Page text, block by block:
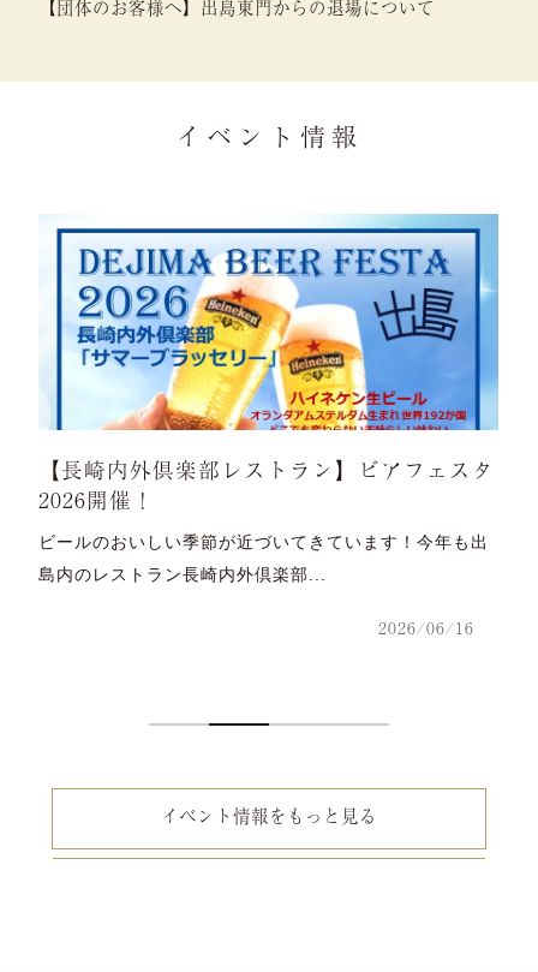
【団体のお客様へ】出島東門からの退場について
イベント情報
ビアフェスタ
います！今年も出
出島の写真で”ぷぷぷ”ひとこと
2026年4月25日(土)～12月26日(土)イン
テスト《出島の写...
イベント情報をもっと見る